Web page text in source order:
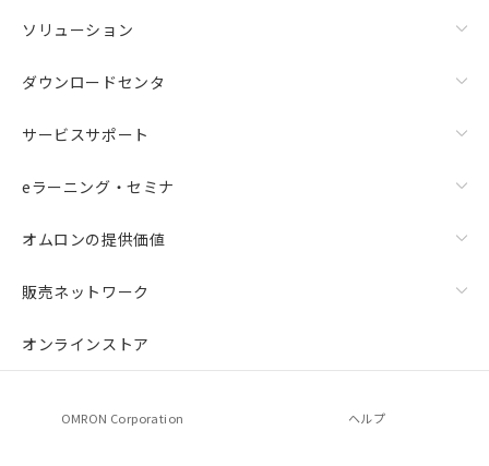
ソリューション
ダウンロードセンタ
サービスサポート
eラーニング・セミナ
オムロンの提供価値
販売ネットワーク
オンラインストア
OMRON Corporation ヘルプ